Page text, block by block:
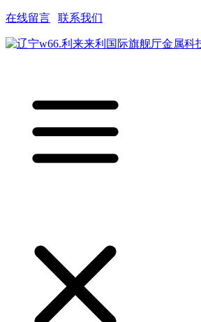
在线留言 联系我们